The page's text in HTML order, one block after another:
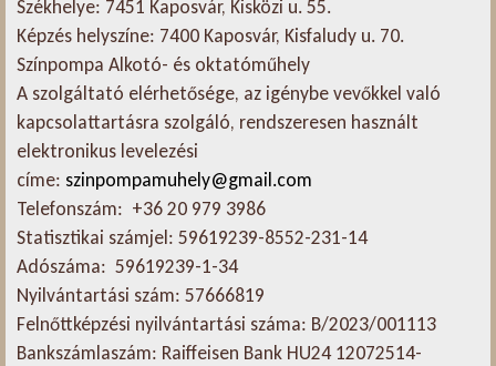
Székhelye: 7451 Kaposvár, Kisközi u. 55.
Képzés helyszíne: 7400 Kaposvár, Kisfaludy u. 70.
Színpompa Alkotó- és oktatóműhely
A szolgáltató elérhetősége, az igénybe vevőkkel való
kapcsolattartásra szolgáló, rendszeresen használt
elektronikus levelezési
címe: szinpompamuhely@gmail.com
Telefonszám: +36 20 979 3986
Statisztikai számjel: 59619239-8552-231-14
Adószáma: 59619239-1-34
Nyilvántartási szám: 57666819
Felnőttképzési nyilvántartási száma: B/2023/001113
Bankszámlaszám: Raiffeisen Bank HU24 12072514-